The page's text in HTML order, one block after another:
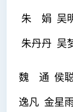
朱 娟 吴
朱丹丹 吴
魏 通 侯
逸凡 金星